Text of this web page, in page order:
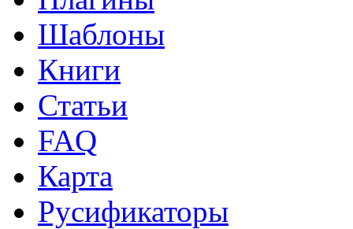
Шаблоны
Книги
Статьи
FAQ
Карта
Русификаторы